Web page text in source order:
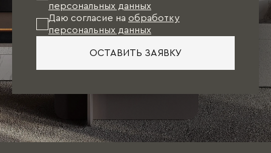
персональных данных
Даю согласие на обработку
персональных данных
ОСТАВИТЬ ЗАЯВКУ